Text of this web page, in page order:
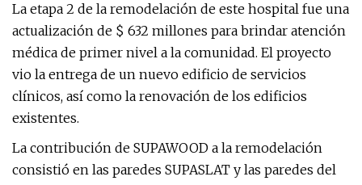
La etapa 2 de la remodelación de este hospital fue una
actualización de $ 632 millones para brindar atención
médica de primer nivel a la comunidad. El proyecto
vio la entrega de un nuevo edificio de servicios
clínicos, así como la renovación de los edificios
existentes.
La contribución de SUPAWOOD a la remodelación
consistió en las paredes SUPASLAT y las paredes del